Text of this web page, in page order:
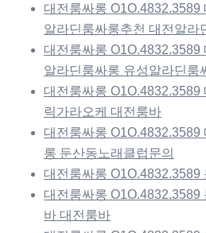
대전룸싸롱 O1O.4832.3589
알라딘룸싸롱추천 대전알라
대전룸싸롱 O1O.4832.3589
알라딘룸싸롱 유성알라딘룸
대전룸싸롱 O1O.4832.3589
릭가라오케 대전룸바
대전룸싸롱 O1O.4832.3589
롱 둔산동노래클럽문의
대전룸싸롱 O1O.4832.3589
대전룸싸롱 O1O.4832.3589
바 대전룸바